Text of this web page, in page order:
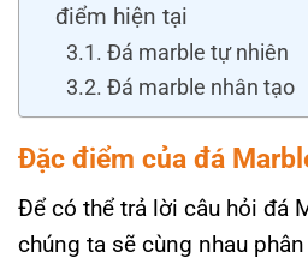
điểm hiện tại
Đá marble tự nhiên
Đá marble nhân tạo
Đặc điểm của đá
Để có thể trả lời câu hỏi đá
chúng ta sẽ cùng nhau